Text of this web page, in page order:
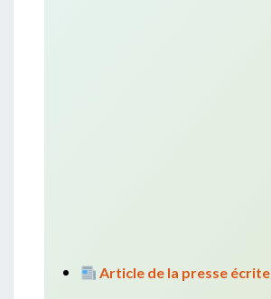
Article de la presse écrite